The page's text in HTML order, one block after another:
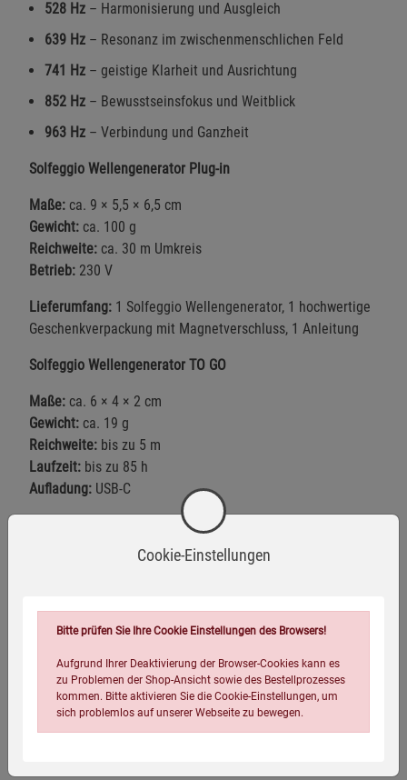
528 Hz – Harmonisierung und Ausgleich
639 Hz – Resonanz im zwischenmenschlichen Feld
741 Hz – geistige Klarheit und Ausrichtung
852 Hz – Bewusstseinsfokus und Weitblick
963 Hz – Verbindung und Ganzheit
Solfeggio Wellengenerator Plug-in
Maße: ca. 9 × 5,5 × 6,5 cm
Gewicht: ca. 100 g
Reichweite: ca. 30 m Umkreis
Betrieb: 230 V
Lieferumfang: 1 Solfeggio Wellengenerator, 1 hochwertige
Geschenkverpackung mit Magnetverschluss, 1 Anleitung
Solfeggio Wellengenerator TO GO
Maße: ca. 6 × 4 × 2 cm
Gewicht: ca. 19 g
Reichweite: bis zu 5 m
Laufzeit: bis zu 85 h
Aufladung: USB-C
1 Solfeggio Wellengenerator TO GO, 1 USB-
C-Ladekabel, 1 hochwertige Geschenkverpackung mit
Ausführung enthalten.
Fragen zum Produkt
Cookie-Einstellungen
Bitte prüfen Sie Ihre Cookie Einstellungen des Browsers!
Aufgrund Ihrer Deaktivierung der Browser-Cookies kann es
zu Problemen der Shop-Ansicht sowie des Bestellprozesses
kommen. Bitte aktivieren Sie die Cookie-Einstellungen, um
sich problemlos auf unserer Webseite zu bewegen.